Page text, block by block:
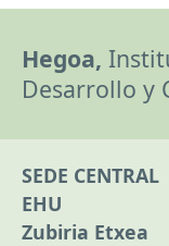
Hegoa,
Desarrollo y
SEDE CENTRAL
EHU
Zubiria Etxea